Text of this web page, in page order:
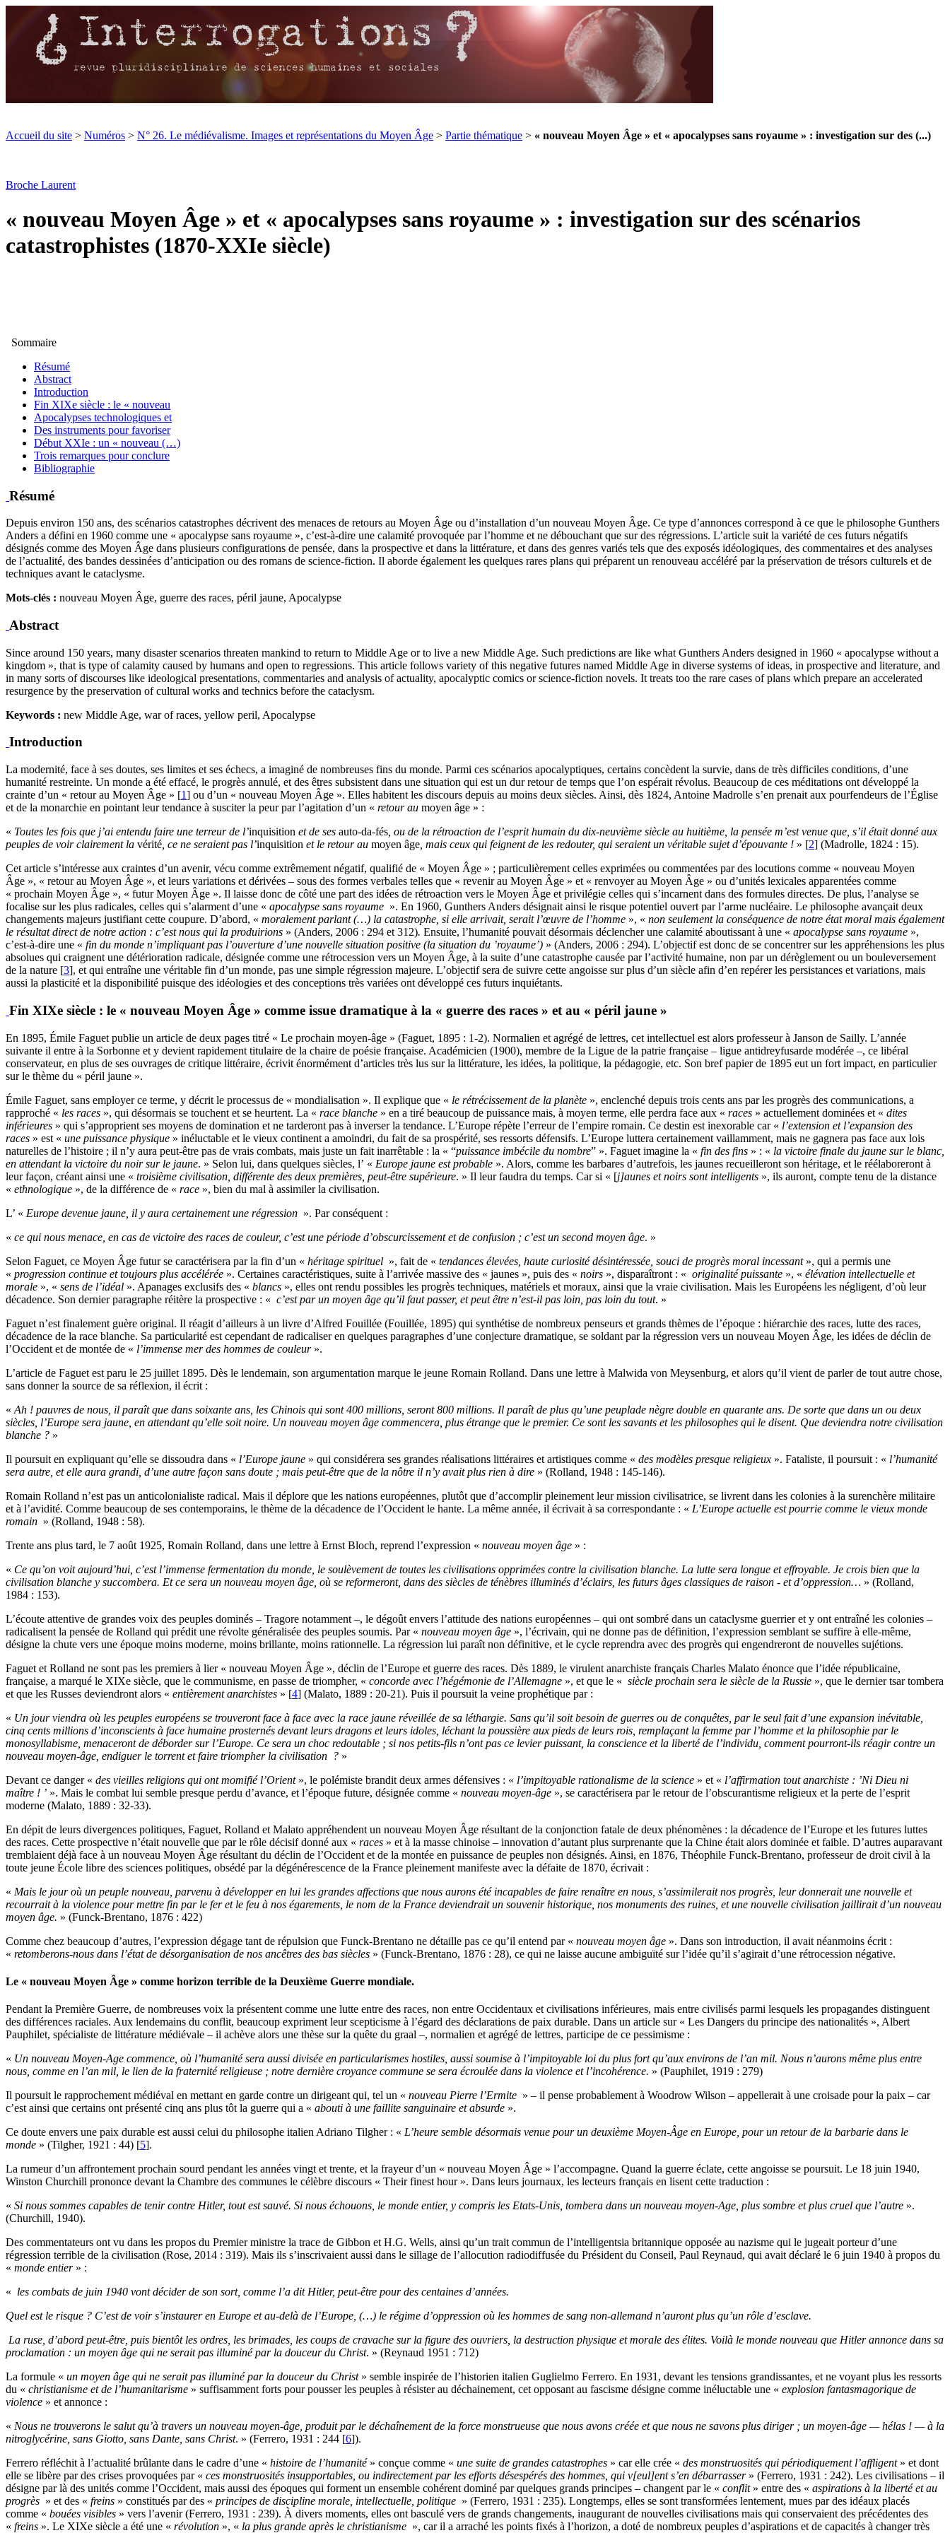
Accueil du site > Numéros > N° 26. Le médiévalisme. Images et représentations du Moyen Âge > Partie thématique > « nouveau Moyen Âge » et « apocalypses sans royaume » : investigation sur des (...)
Broche Laurent
« nouveau Moyen Âge » et « apocalypses sans royaume » : investigation sur des scénarios
catastrophistes (1870-XXIe siècle)
Sommaire
Résumé
Abstract
Introduction
Fin XIXe siècle : le « nouveau
Apocalypses technologiques et
Des instruments pour favoriser
Début XXIe : un « nouveau (…)
Trois remarques pour conclure
Bibliographie
Résumé
Depuis environ 150 ans, des scénarios catastrophes décrivent des menaces de retours au Moyen Âge ou d’installation d’un nouveau Moyen Âge. Ce type d’annonces correspond à ce que le philosophe Gunthers
Anders a défini en 1960 comme une « apocalypse sans royaume », c’est-à-dire une calamité provoquée par l’homme et ne débouchant que sur des régressions. L’article suit la variété de ces futurs négatifs
désignés comme des Moyen Âge dans plusieurs configurations de pensée, dans la prospective et dans la littérature, et dans des genres variés tels que des exposés idéologiques, des commentaires et des analyses
de l’actualité, des bandes dessinées d’anticipation ou des romans de science-fiction. Il aborde également les quelques rares plans qui préparent un renouveau accéléré par la préservation de trésors culturels et de
techniques avant le cataclysme.
Mots-clés : nouveau Moyen Âge, guerre des races, péril jaune, Apocalypse
Abstract
Since around 150 years, many disaster scenarios threaten mankind to return to Middle Age or to live a new Middle Age. Such predictions are like what Gunthers Anders designed in 1960 « apocalypse without a
kingdom », that is type of calamity caused by humans and open to regressions. This article follows variety of this negative futures named Middle Age in diverse systems of ideas, in prospective and literature, and
in many sorts of discourses like ideological presentations, commentaries and analysis of actuality, apocalyptic comics or science-fiction novels. It treats too the rare cases of plans which prepare an accelerated
resurgence by the preservation of cultural works and technics before the cataclysm.
Keywords : new Middle Age, war of races, yellow peril, Apocalypse
Introduction
La modernité, face à ses doutes, ses limites et ses échecs, a imaginé de nombreuses fins du monde. Parmi ces scénarios apocalyptiques, certains concèdent la survie, dans de très difficiles conditions, d’une
humanité restreinte. Un monde a été effacé, le progrès annulé, et des êtres subsistent dans une situation qui est un dur retour de temps que l’on espérait révolus. Beaucoup de ces méditations ont développé la
crainte d’un « retour au Moyen Âge » [1] ou d’un « nouveau Moyen Âge ». Elles habitent les discours depuis au moins deux siècles. Ainsi, dès 1824, Antoine Madrolle s’en prenait aux pourfendeurs de l’Église
et de la monarchie en pointant leur tendance à susciter la peur par l’agitation d’un « retour au moyen âge » :
« Toutes les fois que j’ai entendu faire une terreur de l’inquisition et de ses auto-da-fés , ou de la rétroaction de l’esprit humain du dix-neuvième siècle au huitième, la pensée m’est venue que, s’il était donné aux
peuples de voir clairement la vérité , ce ne seraient pas l’inquisition et le retour au moyen âge , mais ceux qui feignent de les redouter, qui seraient un véritable sujet d’épouvante ! » [2] (Madrolle, 1824 : 15).
Cet article s’intéresse aux craintes d’un avenir, vécu comme extrêmement négatif, qualifié de « Moyen Âge » ; particulièrement celles exprimées ou commentées par des locutions comme « nouveau Moyen
Âge », « retour au Moyen Âge », et leurs variations et dérivées – sous des formes verbales telles que « revenir au Moyen Âge » et « renvoyer au Moyen Âge » ou d’unités lexicales apparentées comme
« prochain Moyen Âge », « futur Moyen Âge ». Il laisse donc de côté une part des idées de rétroaction vers le Moyen Âge et privilégie celles qui s’incarnent dans des formules directes. De plus, l’analyse se
focalise sur les plus radicales, celles qui s’alarment d’une « apocalypse sans royaume ». En 1960, Gunthers Anders désignait ainsi le risque potentiel ouvert par l’arme nucléaire. Le philosophe avançait deux
changements majeurs justifiant cette coupure. D’abord, « moralement parlant (…) la catastrophe, si elle arrivait, serait l’œuvre de l’homme », « non seulement la conséquence de notre état moral mais également
le résultat direct de notre action : c’est nous qui la produirions » (Anders, 2006 : 294 et 312). Ensuite, l’humanité pouvait désormais déclencher une calamité aboutissant à une « apocalypse sans royaume »,
c’est-à-dire une « fin du monde n’impliquant pas l’ouverture d’une nouvelle situation positive (la situation du ’royaume’) » (Anders, 2006 : 294). L’objectif est donc de se concentrer sur les appréhensions les plus
absolues qui craignent une détérioration radicale, désignée comme une rétrocession vers un Moyen Âge, à la suite d’une catastrophe causée par l’activité humaine, non par un dérèglement ou un bouleversement
de la nature [3], et qui entraîne une véritable fin d’un monde, pas une simple régression majeure. L’objectif sera de suivre cette angoisse sur plus d’un siècle afin d’en repérer les persistances et variations, mais
aussi la plasticité et la disponibilité puisque des idéologies et des conceptions très variées ont développé ces futurs inquiétants.
Fin XIXe siècle : le « nouveau Moyen Âge » comme issue dramatique à la « guerre des races » et au « péril jaune »
En 1895, Émile Faguet publie un article de deux pages titré « Le prochain moyen-âge » (Faguet, 1895 : 1-2). Normalien et agrégé de lettres, cet intellectuel est alors professeur à Janson de Sailly. L’année
suivante il entre à la Sorbonne et y devient rapidement titulaire de la chaire de poésie française. Académicien (1900), membre de la Ligue de la patrie française – ligue antidreyfusarde modérée –, ce libéral
conservateur, en plus de ses ouvrages de critique littéraire, écrivit énormément d’articles très lus sur la littérature, les idées, la politique, la pédagogie, etc. Son bref papier de 1895 eut un fort impact, en particulier
sur le thème du « péril jaune ».
Émile Faguet, sans employer ce terme, y décrit le processus de « mondialisation ». Il explique que « le rétrécissement de la planète », enclenché depuis trois cents ans par les progrès des communications, a
rapproché « les races », qui désormais se touchent et se heurtent. La « race blanche » en a tiré beaucoup de puissance mais, à moyen terme, elle perdra face aux « races » actuellement dominées et « dites
inférieures » qui s’approprient ses moyens de domination et ne tarderont pas à inverser la tendance. L’Europe répète l’erreur de l’empire romain. Ce destin est inexorable car « l’extension et l’expansion des
races » est « une puissance physique » inéluctable et le vieux continent a amoindri, du fait de sa prospérité, ses ressorts défensifs. L’Europe luttera certainement vaillamment, mais ne gagnera pas face aux lois
naturelles de l’histoire ; il n’y aura peut-être pas de vrais combats, mais juste un fait inarrêtable : la « “puissance imbécile du nombre” ». Faguet imagine la « fin des fins » : « la victoire finale du jaune sur le blanc,
en attendant la victoire du noir sur le jaune. » Selon lui, dans quelques siècles, l’ « Europe jaune est probable ». Alors, comme les barbares d’autrefois, les jaunes recueilleront son héritage, et le réélaboreront à
leur façon, créant ainsi une « troisième civilisation, différente des deux premières, peut-être supérieure. » Il leur faudra du temps. Car si « [j]aunes et noirs sont intelligents », ils auront, compte tenu de la distance
« ethnologique », de la différence de « race », bien du mal à assimiler la civilisation.
L’ « Europe devenue jaune, il y aura certainement une régression ». Par conséquent :
« ce qui nous menace, en cas de victoire des races de couleur, c’est une période d’obscurcissement et de confusion ; c’est un second moyen âge. »
Selon Faguet, ce Moyen Âge futur se caractérisera par la fin d’un « héritage spirituel », fait de « tendances élevées, haute curiosité désintéressée, souci de progrès moral incessant», qui a permis une
« progression continue et toujours plus accélérée ». Certaines caractéristiques, suite à l’arrivée massive des « jaunes », puis des « noirs », disparaîtront : « originalité puissante », « élévation intellectuelle et
morale », « sens de l’idéal ». Apanages exclusifs des « blancs », elles ont rendu possibles les progrès techniques, matériels et moraux, ainsi que la vraie civilisation. Mais les Européens les négligent, d’où leur
décadence. Son dernier paragraphe réitère la prospective : « c’est par un moyen âge qu’il faut passer, et peut être n’est-il pas loin, pas loin du tout. »
Faguet n’est finalement guère original. Il réagit d’ailleurs à un livre d’Alfred Fouillée (Fouillée, 1895) qui synthétise de nombreux penseurs et grands thèmes de l’époque : hiérarchie des races, lutte des races,
décadence de la race blanche. Sa particularité est cependant de radicaliser en quelques paragraphes d’une conjecture dramatique, se soldant par la régression vers un nouveau Moyen Âge, les idées de déclin de
l’Occident et de montée de « l’immense mer des hommes de couleur».
L’article de Faguet est paru le 25 juillet 1895. Dès le lendemain, son argumentation marque le jeune Romain Rolland. Dans une lettre à Malwida von Meysenburg, et alors qu’il vient de parler de tout autre chose,
sans donner la source de sa réflexion, il écrit :
« Ah ! pauvres de nous, il paraît que dans soixante ans, les Chinois qui sont400 millions, seront800 millions. Il paraît de plus qu’une peuplade nègre double en quarante ans. De sorte que dans un ou deux
siècles, l’Europe sera jaune, en attendant qu’elle soit noire. Un nouveau moyen âge commencera, plus étrange que le premier. Ce sont les savants et les philosophes qui le disent. Que deviendra notre civilisation
blanche ? »
Il poursuit en expliquant qu’elle se dissoudra dans « l’Europe jaune » qui considérera ses grandes réalisations littéraires et artistiques comme « des modèles presque religieux ». Fataliste, il poursuit : « l’humanité
sera autre, et elle aura grandi, d’une autre façon sans doute ; mais peut-être que de la nôtre il n’y avait plus rien à dire » (Rolland, 1948 : 145-146).
Romain Rolland n’est pas un anticolonialiste radical. Mais il déplore que les nations européennes, plutôt que d’accomplir pleinement leur mission civilisatrice, se livrent dans les colonies à la surenchère militaire
et à l’avidité. Comme beaucoup de ses contemporains, le thème de la décadence de l’Occident le hante. La même année, il écrivait à sa correspondante : « L’Europe actuelle est pourrie comme le vieux monde
romain » (Rolland, 1948 : 58).
Trente ans plus tard, le 7 août 1925, Romain Rolland, dans une lettre à Ernst Bloch, reprend l’expression « nouveau moyen âge » :
« Ce qu’on voit aujourd’hui, c’est l’immense fermentation du monde, le soulèvement de toutes les civilisations opprimées contre la civilisation blanche. La lutte sera longue et effroyable. Je crois bien que la
civilisation blanche y succombera. Et ce sera un nouveau moyen âge, où se reformeront, dans des siècles de ténèbres illuminés d’éclairs, les futurs âges classiques de raison - et d’oppression… » (Rolland,
1984 : 153).
L’écoute attentive de grandes voix des peuples dominés – Tragore notamment –, le dégoût envers l’attitude des nations européennes – qui ont sombré dans un cataclysme guerrier et y ont entraîné les colonies –
radicalisent la pensée de Rolland qui prédit une révolte généralisée des peuples soumis. Par « nouveau moyen âge », l’écrivain, qui ne donne pas de définition, l’expression semblant se suffire à elle-même,
désigne la chute vers une époque moins moderne, moins brillante, moins rationnelle. La régression lui paraît non définitive, et le cycle reprendra avec des progrès qui engendreront de nouvelles sujétions.
Faguet et Rolland ne sont pas les premiers à lier « nouveau Moyen Âge », déclin de l’Europe et guerre des races. Dès 1889, le virulent anarchiste français Charles Malato énonce que l’idée républicaine,
française, a marqué le XIXe siècle, que le communisme, en passe de triompher, « concorde avec l’hégémonie de l’Allemagne », et que le « siècle prochain sera le siècle de la Russie », que le dernier tsar tombera
et que les Russes deviendront alors « entièrement anarchistes » [4] (Malato, 1889 : 20-21). Puis il poursuit la veine prophétique par :
« Un jour viendra où les peuples européens se trouveront face à face avec la race jaune réveillée de sa léthargie. Sans qu’il soit besoin de guerres ou de conquêtes, par le seul fait d’une expansion inévitable,
cinq cents millions d’inconscients à face humaine prosternés devant leurs dragons et leurs idoles, léchant la poussière aux pieds de leurs rois, remplaçant la femme par l’homme et la philosophie par le
monosyllabisme, menaceront de déborder sur l’Europe. Ce sera un choc redoutable ; si nos petits-fils n’ont pas ce levier puissant, la conscience et la liberté de l’individu, comment pourront-ils réagir contre un
nouveau moyen-âge, endiguer le torrent et faire triompher la civilisation ? »
Devant ce danger « des vieilles religions qui ont momifié l’Orient», le polémiste brandit deux armes défensives : « l’impitoyable rationalisme de la science » et « l’affirmation tout anarchiste : ’Ni Dieu ni
maître ! ’ ». Mais le combat lui semble presque perdu d’avance, et l’époque future, désignée comme « nouveau moyen-âge », se caractérisera par le retour de l’obscurantisme religieux et la perte de l’esprit
moderne (Malato, 1889 : 32-33).
En dépit de leurs divergences politiques, Faguet, Rolland et Malato appréhendent un nouveau Moyen Âge résultant de la conjonction fatale de deux phénomènes : la décadence de l’Europe et les futures luttes
des races. Cette prospective n’était nouvelle que par le rôle décisif donné aux « races » et à la masse chinoise – innovation d’autant plus surprenante que la Chine était alors dominée et faible. D’autres auparavant
tremblaient déjà face à un nouveau Moyen Âge résultant du déclin de l’Occident et de la montée en puissance de peuples non désignés. Ainsi, en 1876, Théophile Funck-Brentano, professeur de droit civil à la
toute jeune École libre des sciences politiques, obsédé par la dégénérescence de la France pleinement manifeste avec la défaite de 1870, écrivait :
« Mais le jour où un peuple nouveau, parvenu à développer en lui les grandes affections que nous aurons été incapables de faire renaître en nous, s’assimilerait nos progrès, leur donnerait une nouvelle et
recourraità la violence pour mettre fin par le fer et le feu à nos égarements, le nom de la France deviendrait un souvenir historique, nos monuments des ruines, et une nouvelle civilisation jaillirait d’un nouveau
moyen âge. » (Funck-Brentano, 1876 : 422)
Comme chez beaucoup d’autres, l’expression dégage tant de répulsion que Funck-Brentano ne détaille pas ce qu’il entend par « nouveau moyen âge ». Dans son introduction, il avait néanmoins écrit :
« retomberons-nous dans l’état de désorganisation de nos ancêtres des bas siècles » (Funck-Brentano, 1876 : 28), ce qui ne laisse aucune ambiguïté sur l’idée qu’il s’agirait d’une rétrocession négative.
Le « nouveau Moyen Âge » comme horizon terrible de la Deuxième Guerre mondiale.
Pendant la Première Guerre, de nombreuses voix la présentent comme une lutte entre des races, non entre Occidentaux et civilisations inférieures, mais entre civilisés parmi lesquels les propagandes distinguent
des différences raciales. Aux lendemains du conflit, beaucoup expriment leur scepticisme à l’égard des déclarations de paix durable. Dans un article sur « Les Dangers du principe des nationalités », Albert
Pauphilet, spécialiste de littérature médiévale – il achève alors une thèse sur la quête du graal –, normalien et agrégé de lettres, participe de ce pessimisme :
« Un nouveau Moyen-Age commence, où l’humanité sera aussi divisée en particularismes hostiles, aussi soumise à l’impitoyable loi du plus fort qu’aux environs de l’an mil. Nous n’aurons même plus entre
nous, comme en l’an mil, le lien de la fraternité religieuse ; notre dernière croyance commune se sera écroulée dans la violence et l’incohérence. » (Pauphilet, 1919 : 279)
Il poursuit le rapprochement médiéval en mettant en garde contre un dirigeant qui, tel un « nouveau Pierre l’Ermite » – il pense probablement à Woodrow Wilson – appellerait à une croisade pour la paix – car
c’est ainsi que certains ont présenté cinq ans plus tôt la guerre qui a « abouti à une faillite sanguinaire et absurde ».
Ce doute envers une paix durable est aussi celui du philosophe italien Adriano Tilgher : « L’heure semble désormais venue pour un deuxième Moyen-Âge en Europe, pour un retour de la barbarie dans le
monde » (Tilgher, 1921 : 44) [5].
La rumeur d’un affrontement prochain sourd pendant les années vingt et trente, et la frayeur d’un « nouveau Moyen Âge » l’accompagne. Quand la guerre éclate, cette angoisse se poursuit. Le 18 juin 1940,
Winston Churchill prononce devant la Chambre des communes le célèbre discours « Their finest hour ». Dans leurs journaux, les lecteurs français en lisent cette traduction :
« Si nous sommes capables de tenir contre Hitler, tout est sauvé. Si nous échouons, le monde entier, y compris les Etats-Unis, tombera dans un nouveau moyen-Age, plus sombre et plus cruel que l’autre ».
(Churchill, 1940).
Des commentateurs ont vu dans les propos du Premier ministre la trace de Gibbon et H.G. Wells, ainsi qu’un trait commun de l’intelligentsia britannique opposée au nazisme qui le jugeait porteur d’une
régression terrible de la civilisation (Rose, 2014 : 319). Mais ils s’inscrivaient aussi dans le sillage de l’allocution radiodiffusée du Président du Conseil, Paul Reynaud, qui avait déclaré le 6 juin 1940 à propos du
« monde entier» :
« les combats de juin 1940 vont décider de son sort, comme l’a dit Hitler, peut-être pour des centaines d’années.
Quel est le risque ? C’est de voir s’instaurer en Europe et au-delà de l’Europe, (…) le régime d’oppression où les hommes de sang non-allemand n’auront plus qu’un rôle d’esclave.
La ruse, d’abord peut-être, puis bientôt les ordres, les brimades, les coups de cravache sur la figure des ouvriers, la destruction physique et morale des élites. Voilà le monde nouveau que Hitler annonce dans sa
proclamation : un moyen âge qui ne serait pas illuminé par la douceur du Christ. » (Reynaud 1951 : 712)
La formule « un moyen âge qui ne serait pas illuminé par la douceur du Christ» semble inspirée de l’historien italien Guglielmo Ferrero. En 1931, devant les tensions grandissantes, et ne voyant plus les ressorts
du « christianisme et de l’humanitarisme » suffisamment forts pour pousser les peuples à résister au déchainement, cet opposant au fascisme désigne comme inéluctable une « explosion fantasmagorique de
violence » et annonce :
« Nous ne trouverons le salut qu’à travers un nouveau moyen-âge, produit par le déchaînement de la force monstrueuse que nous avons créée et que nous ne savons plus diriger ; un moyen-âge — hélas ! — à la
nitroglycérine, sans Giotto, sans Dante, sans Christ. » (Ferrero, 1931 : 244 [6]).
Ferrero réfléchit à l’actualité brûlante dans le cadre d’une « histoire de l’humanité» conçue comme « une suite de grandes catastrophes » car elle crée « des monstruosités qui périodiquement l’affligent» et dont
elle se libère par des crises provoquées par « ces monstruosités insupportables, ou indirectement par les efforts désespérés des hommes, qui v[eul]ent s’en débarrasser» (Ferrero, 1931 : 242). Les civilisations – il
désigne par là des unités comme l’Occident, mais aussi des époques qui forment un ensemble cohérent dominé par quelques grands principes – changent par le « conflit» entre des « aspirations à la liberté et au
progrès » et des « freins » constitués par des « principes de discipline morale, intellectuelle, politique » (Ferrero, 1931 : 235). Longtemps, elles se sont transformées lentement, mues par des idéaux placés
comme « bouées visibles » vers l’avenir (Ferrero, 1931 : 239). À divers moments, elles ont basculé vers de grands changements, inaugurant de nouvelles civilisations mais qui conservaient des précédentes des
« freins ». Le XIXe siècle a été une « révolution », « la plus grande après le christianisme », car il a arraché les points fixés à l’horizon, a doté de nombreux peuples d’aspirations et de capacités à changer très